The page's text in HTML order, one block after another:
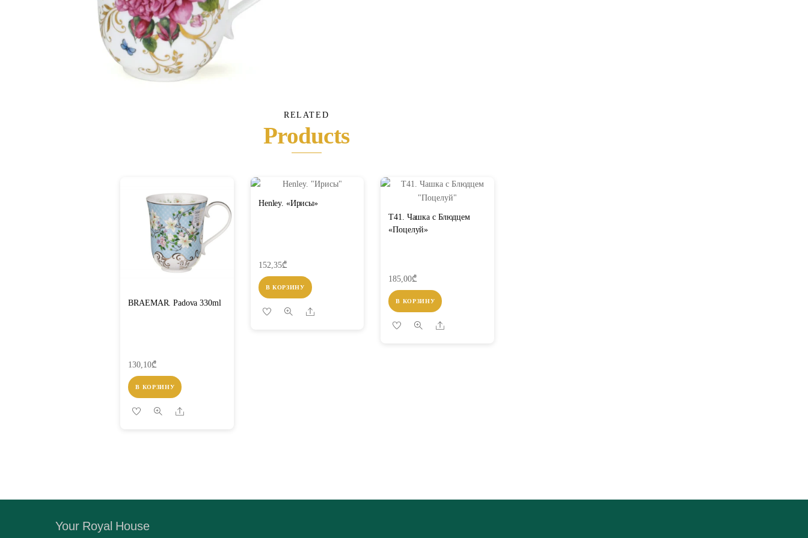
RELATED
Products
BRAEMAR. Padova 330ml
130,10₾
В КОРЗИНУ
Share
Henley. «Ирисы»
152,35₾
В КОРЗИНУ
Share
T41. Чашка с Блюдцем
«Поцелуй»
185,00₾
В КОРЗИНУ
Share
Your Royal House